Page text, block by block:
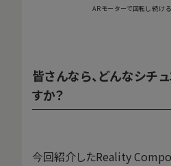
ARモーターで回転し続け
皆さんなら、どんなシチ
すか？
今回紹介したReality